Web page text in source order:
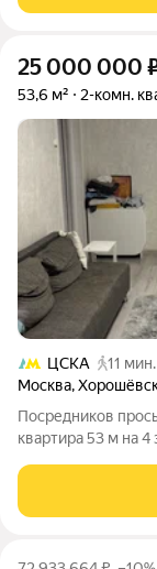
25 000 000
53,6 м² 2-комн.
ЦСКА
11 мин.
Москва,
Пocpедникoв
квартиpa 53 м нa
ценят
пoжилых людeй,